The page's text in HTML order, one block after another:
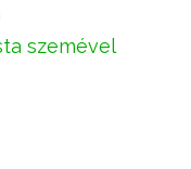
szemével